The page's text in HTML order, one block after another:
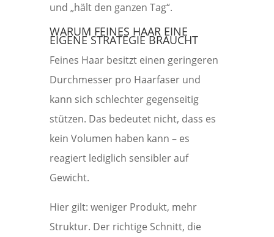
und „hält den ganzen Tag“.
WARUM FEINES HAAR EINE
EIGENE STRATEGIE BRAUCHT
Feines Haar besitzt einen geringeren
Durchmesser pro Haarfaser und
kann sich schlechter gegenseitig
stützen. Das bedeutet nicht, dass es
kein Volumen haben kann – es
reagiert lediglich sensibler auf
Gewicht.
Hier gilt: weniger Produkt, mehr
Struktur. Der richtige Schnitt, die